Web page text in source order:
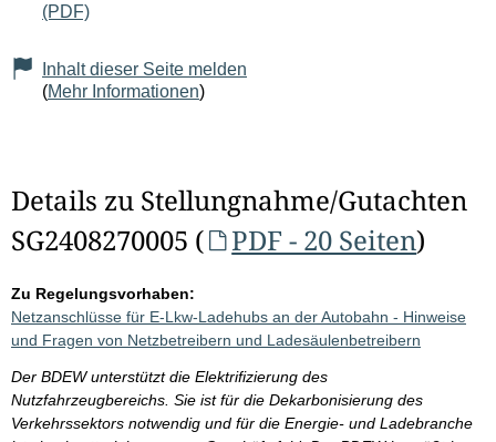
(PDF)
Inhalt dieser Seite melden
(Mehr Informationen)
Details zu Stellungnahme/Gutachten
SG2408270005 (
PDF - 20 Seiten)
Zu Regelungsvorhaben:
Netzanschlüsse für E-Lkw-Ladehubs an der Autobahn - Hinweise
und Fragen von Netzbetreibern und Ladesäulenbetreibern
Der BDEW unterstützt die Elektrifizierung des
Nutzfahrzeugbereichs. Sie ist für die Dekarbonisierung des
Verkehrssektors notwendig und für die Energie- und Ladebranche